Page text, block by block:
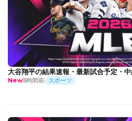
大谷翔平の結果速報・最新試合予定・
New8時間前 スポーツ